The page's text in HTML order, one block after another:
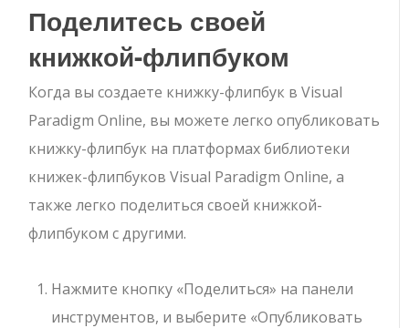
Поделитесь своей
книжкой-флипбуком
Когда вы создаете книжку-флипбук в Visual
Paradigm Online, вы можете легко опубликовать
книжку-флипбук на платформах библиотеки
книжек-флипбуков Visual Paradigm Online, а
также легко поделиться своей книжкой-
флипбуком с другими.
Нажмите кнопку «Поделиться» на панели
инструментов, и выберите «Опубликовать